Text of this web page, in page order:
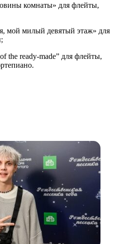
комнаты» для флейты,
мой милый девятый этаж» для
the ready-made” для флейты,